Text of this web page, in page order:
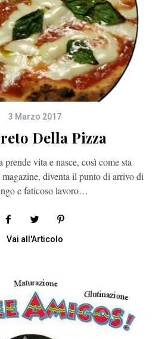
3 Marzo 2017
Della Pizza
prende vita e nasce, così come sta
diventa il punto di arrivo di
e faticoso lavoro…
Vai all'Articolo